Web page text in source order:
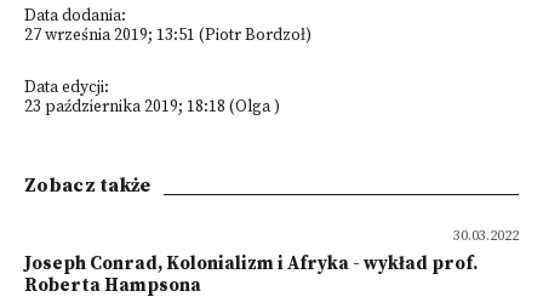
Data dodania:
27 września 2019; 13:51 (Piotr Bordzoł)
Data edycji:
23 października 2019; 18:18 (Olga )
Zobacz także
30.03.2022
Joseph Conrad, Kolonializm i Afryka - wykład prof.
Roberta Hampsona